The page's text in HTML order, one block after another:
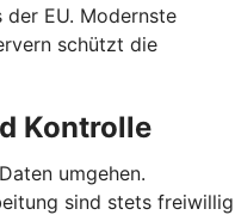
der EU. Modernste
schützt die
Kontrolle
umgehen.
sind stets freiwillig